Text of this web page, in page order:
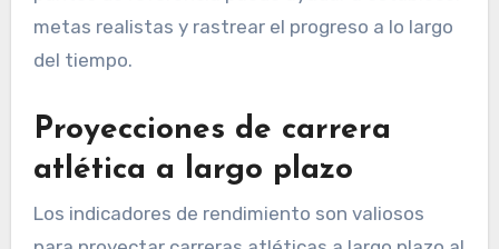
aspirantes pueden intentar alcanzar.
estos estándares nacionales para guiar
efectivamente a sus jugadores. Utilizar estos
puntos de referencia puede ayudar a establecer
metas realistas y rastrear el progreso a lo largo